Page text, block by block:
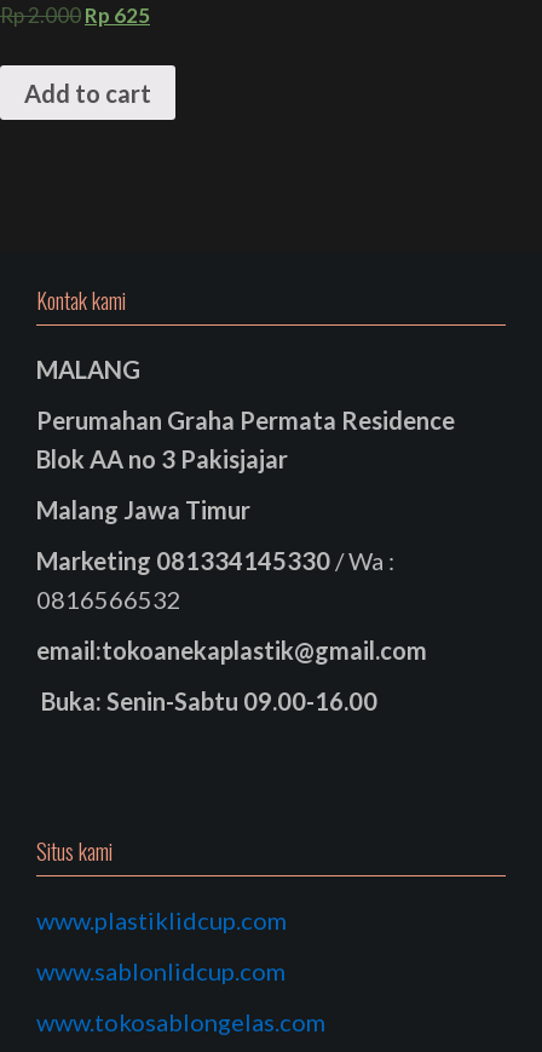
Rp2.000Rp 625
Add to cart
Kontak kami
MALANG
Perumahan Graha Permata Residence
Blok AA no 3 Pakisjajar
Malang Jawa Timur
Marketing 081334145330 / Wa :
0816566532
email:tokoanekaplastik@gmail.com
Buka: Senin-Sabtu 09.00-16.00
Situs kami
www.plastiklidcup.com
www.sablonlidcup.com
www.tokosablongelas.com